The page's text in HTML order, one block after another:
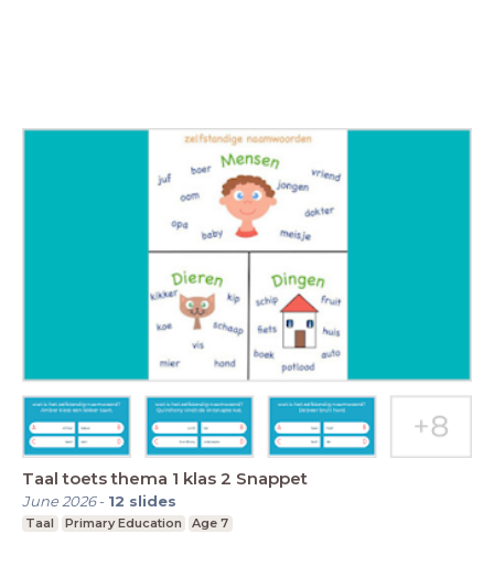
Taal toets thema 1 klas 2 Snappet
June 2026- 12 slides
Taal Primary Education Age 7